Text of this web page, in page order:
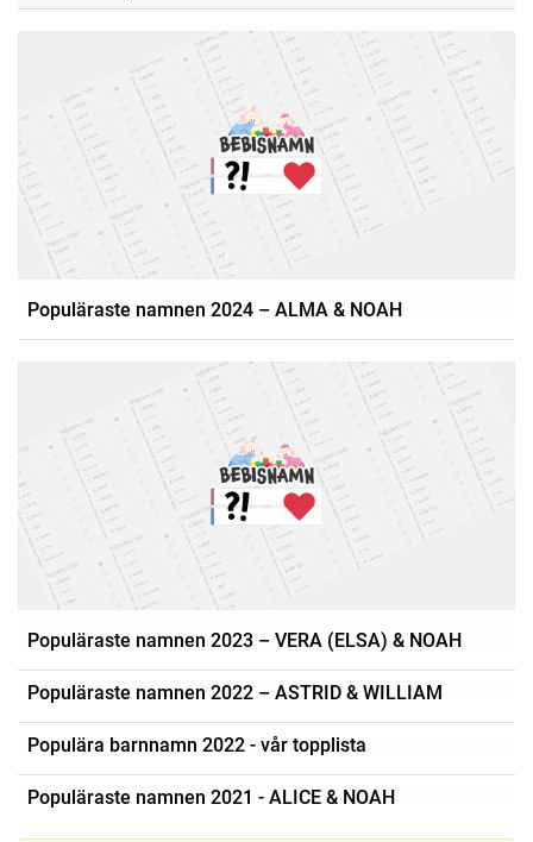
Populäraste namnen 2024 – ALMA & NOAH
Populäraste namnen 2023 – VERA (ELSA) & NOAH
Populäraste namnen 2022 – ASTRID & WILLIAM
Populära barnnamn 2022 - vår topplista
Populäraste namnen 2021 - ALICE & NOAH